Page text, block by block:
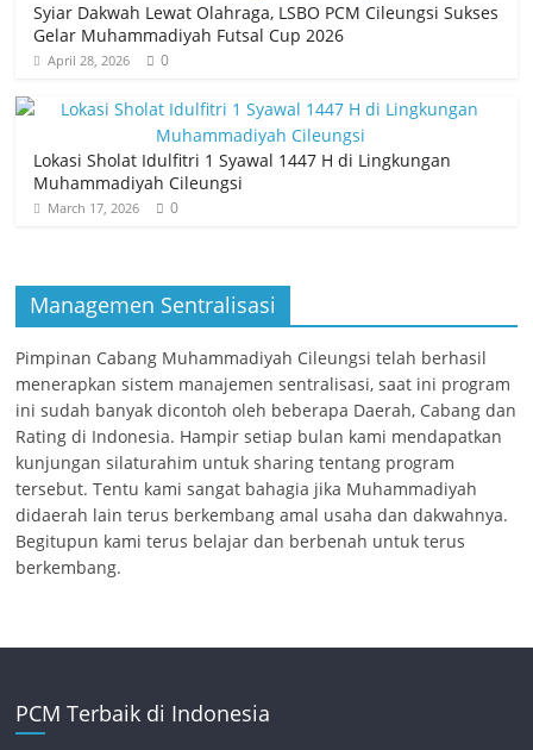
Syiar Dakwah Lewat Olahraga, LSBO PCM Cileungsi Sukses
Gelar Muhammadiyah Futsal Cup 2026
April 28, 2026 0
Lokasi Sholat Idulfitri 1 Syawal 1447 H di Lingkungan
Muhammadiyah Cileungsi
March 17, 2026 0
Managemen Sentralisasi
Pimpinan Cabang Muhammadiyah Cileungsi telah berhasil
menerapkan sistem manajemen sentralisasi, saat ini program
ini sudah banyak dicontoh oleh beberapa Daerah, Cabang dan
Rating di Indonesia. Hampir setiap bulan kami mendapatkan
kunjungan silaturahim untuk sharing tentang program
tersebut. Tentu kami sangat bahagia jika Muhammadiyah
didaerah lain terus berkembang amal usaha dan dakwahnya.
Begitupun kami terus belajar dan berbenah untuk terus
berkembang.
PCM Terbaik di Indonesia